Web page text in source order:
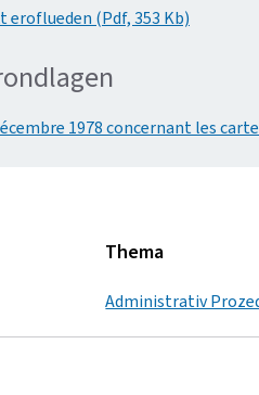
eroflueden (Pdf, 353 Kb)
1978 concernant les
Thema
Administrativ